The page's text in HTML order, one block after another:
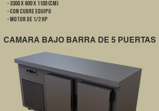
- 3300 x 600 x 1100 (cm)
- Con cubre equipo
- Motor de 1/2 HP
CAMARA BAJO BARRA DE 5 PUERTAS